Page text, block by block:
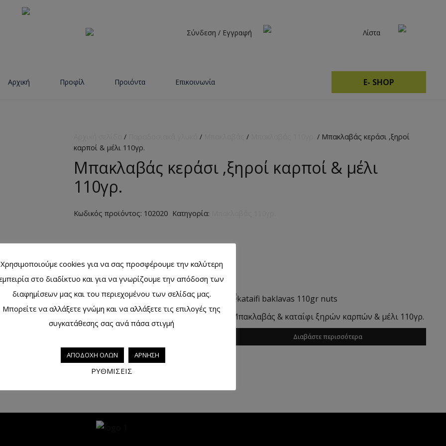
Σύνδεση / Εγγραφή Λίστα
Αρχική Προφίλ Προιόντα Επικοινωνία E- SHOP
/ / /
/ Μπακλαβάς κεράσι ,ξηροί
καρποί & μέλι 110γρ.
Μπακλαβάς κεράσι ,ξηροί καρποί & μέλι
110γρ.
Κωδικός προϊόντος: 102020 Κατηγορία:
Μπακλαβάς φράουλα, σοκολάτα, ξηροί καρποί &
μέλι 110γρ.
Διαβάστε περισσότερα
Μπακλαβάς & καταΐφι ξηρών καρπών & μέλι 110γρ.
Διαβάστε περισσότερα
Χρησιμοποιούμε cookies για να σας προσφέρουμε την καλύτερη
στο διαδίκτυο και για να γνωρίζουμε την απόδοση των
διαφημίσεων μας και του περιεχομένου των σελίδας μας.
Μπορείτε να αλλάξετε γνώμη και να αλλάξετε τις επιλογές της
συγκατάθεσης σας ανά πάσα στιγμή
ΑΠΟΔΟΧΗ ΟΛΩΝ ΑΡΝΗΣΗ
ΡΥΘΜΙΣΕΙΣ